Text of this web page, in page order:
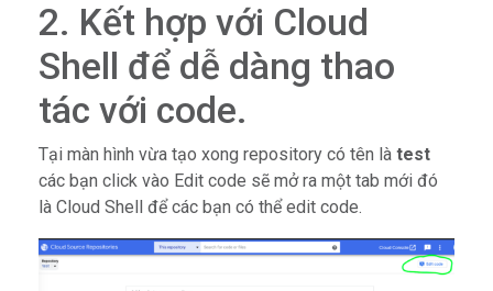
2. Kết hợp với Cloud
Shell để dễ dàng thao
tác với code.
Tại màn hình vừa tạo xong repository có tên là test
các bạn click vào Edit code sẽ mở ra một tab mới đó
là Cloud Shell để các bạn có thể edit code.